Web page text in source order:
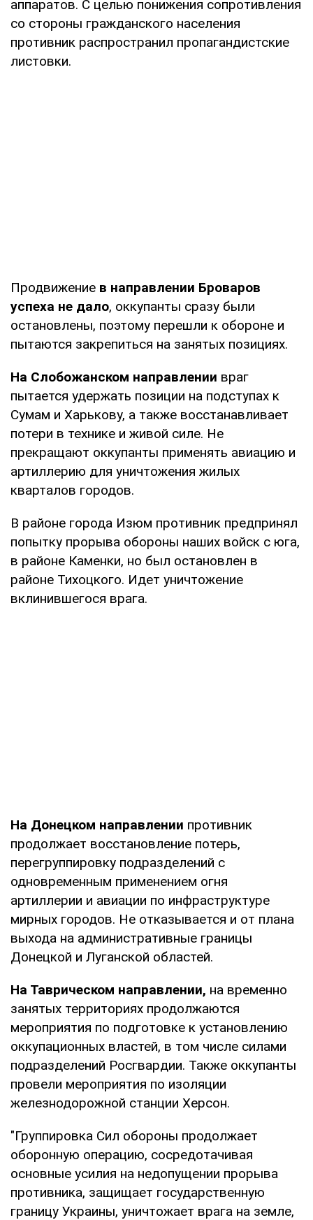
аппаратов. С целью понижения сопротивления
со стороны гражданского населения
противник распространил пропагандистские
листовки.
Продвижение в направлении Броваров
успеха не дало, оккупанты сразу были
остановлены, поэтому перешли к обороне и
пытаются закрепиться на занятых позициях.
На Слобожанском направлении враг
пытается удержать позиции на подступах к
Сумам и Харькову, а также восстанавливает
потери в технике и живой силе. Не
прекращают оккупанты применять авиацию и
артиллерию для уничтожения жилых
кварталов городов.
В районе города Изюм противник предпринял
попытку прорыва обороны наших войск с юга,
в районе Каменки, но был остановлен в
районе Тихоцкого. Идет уничтожение
вклинившегося врага.
На Донецком направлении противник
продолжает восстановление потерь,
перегруппировку подразделений с
одновременным применением огня
артиллерии и авиации по инфраструктуре
мирных городов. Не отказывается и от плана
выхода на административные границы
Донецкой и Луганской областей.
На Таврическом направлении, на временно
занятых территориях продолжаются
мероприятия по подготовке к установлению
оккупационных властей, в том числе силами
подразделений Росгвардии. Также оккупанты
провели мероприятия по изоляции
железнодорожной станции Херсон.
"Группировка Сил обороны продолжает
оборонную операцию, сосредотачивая
основные усилия на недопущении прорыва
противника, защищает государственную
границу Украины, уничтожает врага на земле,